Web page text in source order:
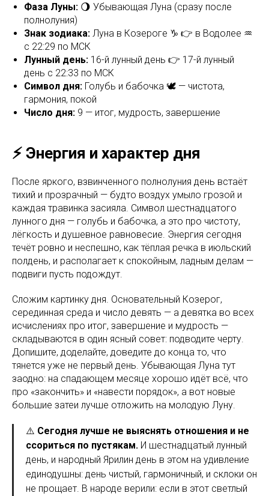
Фаза Луны: 🌖 Убывающая Луна (сразу после
полнолуния)
Знак зодиака: Луна в Козероге ♑ 👉 в Водолее ♒
с 22:29 по МСК
Лунный день: 16-й лунный день 👉 17-й лунный
день с 22:33 по МСК
Символ дня: Голубь и бабочка 🕊️ — чистота,
гармония, покой
Число дня: 9 — итог, мудрость, завершение
⚡ Энергия и характер дня
После яркого, взвинченного полнолуния день встаёт
тихий и прозрачный — будто воздух умыло грозой и
каждая травинка засияла. Символ шестнадцатого
лунного дня — голубь и бабочка, а это про чистоту,
лёгкость и душевное равновесие. Энергия сегодня
течёт ровно и неспешно, как тёплая речка в июльский
полдень, и располагает к спокойным, ладным делам —
подвиги пусть подождут.
Сложим картинку дня. Основательный Козерог,
серединная среда и число девять — а девятка во всех
исчислениях про итог, завершение и мудрость —
складываются в один ясный совет: подводите черту.
Допишите, доделайте, доведите до конца то, что
тянется уже не первый день. Убывающая Луна тут
заодно: на спадающем месяце хорошо идёт всё, что
про «закончить» и «навести порядок», а вот новые
большие затеи лучше отложить на молодую Луну.
⚠️ Сегодня лучше не выяснять отношения и не
ссориться по пустякам. И шестнадцатый лунный
день, и народный Ярилин день в этом на удивление
единодушны: день чистый, гармоничный, и склоки он
не прощает. В народе верили: если в этот светлый